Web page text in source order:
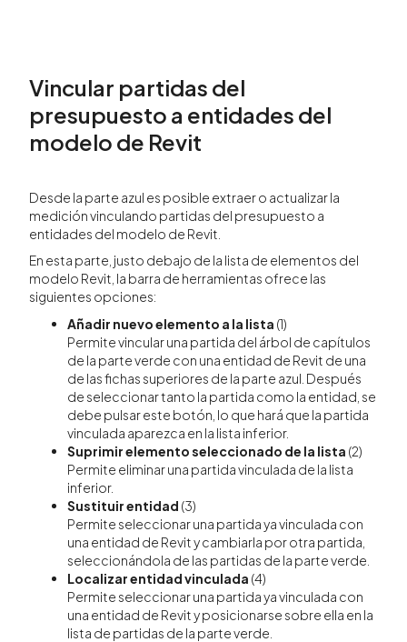
Vincular partidas del
presupuesto a entidades del
modelo de Revit
Desde la parte azul es posible extraer o actualizar la
medición vinculando partidas del presupuesto a
entidades del modelo de Revit.
En esta parte, justo debajo de la lista de elementos del
modelo Revit, la barra de herramientas ofrece las
siguientes opciones:
Añadir nuevo elemento a la lista (1)
Permite vincular una partida del árbol de capítulos
de la parte verde con una entidad de Revit de una
de las fichas superiores de la parte azul. Después
de seleccionar tanto la partida como la entidad, se
debe pulsar este botón, lo que hará que la partida
vinculada aparezca en la lista inferior.
Suprimir elemento seleccionado de la lista (2)
Permite eliminar una partida vinculada de la lista
inferior.
Sustituir entidad (3)
Permite seleccionar una partida ya vinculada con
una entidad de Revit y cambiarla por otra partida,
seleccionándola de las partidas de la parte verde.
Localizar entidad vinculada (4)
Permite seleccionar una partida ya vinculada con
una entidad de Revit y posicionarse sobre ella en la
lista de partidas de la parte verde.